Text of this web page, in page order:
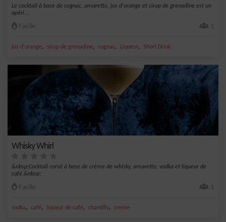
Le cocktail à base de cognac, amaretto, jus d'orange et sirop de grenadine est un
apéri...
Facile 1
jus d'orange, sirop de grenadine, cognac, Liqueur, Short Drink
Whisky Whirl
&nbsp;Cocktail corsé à base de crème de whisky, amaretto, vodka et liqueur de
café.&nbsp;
Facile 1
vodka, café, liqueur de café, chantilly, creme